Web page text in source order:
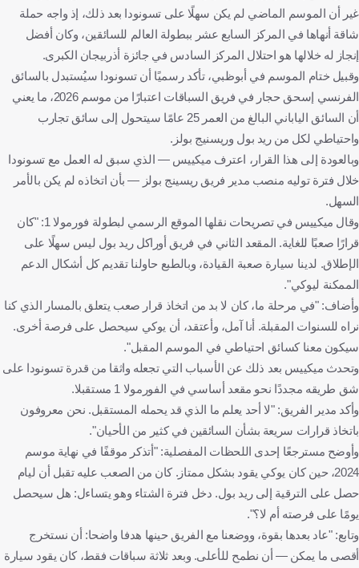
غير أن الموسم الماضي لم يكن سهلًا على تسونودا بعد ذلك، إذ واجه حملة
شاقة أنهاها في المركز السابع عشر ببطولة العالم للسائقين، وكان أفضل
إنجاز له خلالها هو احتلال المركز السادس في جائزة أذربيجان الكبرى.
وقبيل ختام الموسم في أبوظبي، تأكد رسميًا أن تسونودا سيُستبدل بالسائق
الفرنسي إسحق حجار في فريق السباقات اعتبارًا من موسم 2026، ما يعني
أن السائق الياباني البالغ من العمر 25 عامًا سيتحول إلى سائق تجارب
واحتياطي لكل من ريد بول وريسنيج بولز.
وبالعودة إلى هذا القرار، اعترف ميكييس — الذي سبق له العمل مع تسونودا
خلال فترة توليه منصب مدير فريق ريسينج بولز — بأن اتخاذه لم يكن بالأمر
السهل.
وقال ميكييس في تصريحات نقلها الموقع الرسمي لبطولة فورمولا 1: "كان
قرارًا صعبًا للغاية. المقعد الثاني في فريق أوراكل ريد بول ليس سهلًا على
الإطلاق. لدينا سيارة صعبة القيادة، وبالطبع حاولنا تقديم كل أشكال الدعم
الممكنة ليوكي".
وأضاف: "في مرحلة ما، كان لا بد من اتخاذ قرار صعب يتعلق بالمسار الذي كنا
نراه للسنوات المقبلة. أنا آمل، وأعتقد، أن يوكي سيحصل على فرصة أخرى.
سيكون معنا كسائق احتياطي في الموسم المقبل".
وتحدث ميكييس بعد ذلك عن الأسباب التي تجعله واثقا من قدرة تسونودا على
شق طريقه مجددًا نحو مقعد أساسي في الفورمولا 1 مستقبلا.
وأكد مدير الفريق: "لا أحد يعلم ما الذي قد يحمله المستقبل. نحن معروفون
باتخاذ قرارات سريعة بشأن السائقين في كثير من الأحيان".
وأوضح مسترجعًا إحدى اللحظات المفصلية: "أتذكر موقفًا في نهاية موسم
2024، حين كان يوكي يقود بشكل ممتاز. كان من الصعب عليه تقبل أن ليام
حصل على الترقية إلى ريد بول. دخل فترة الشتاء وهو يتساءل: هل سيحصل
يومًا على فرصته أم لا؟".
وتابع: "عاد بعدها بقوة، ووضعنا مع الفريق حينها هدفا واضحا: أن نستخرج
أقصى ما يمكن — أن نطمح للأعلى. وبعد ثلاثة سباقات فقط، كان يقود سيارة